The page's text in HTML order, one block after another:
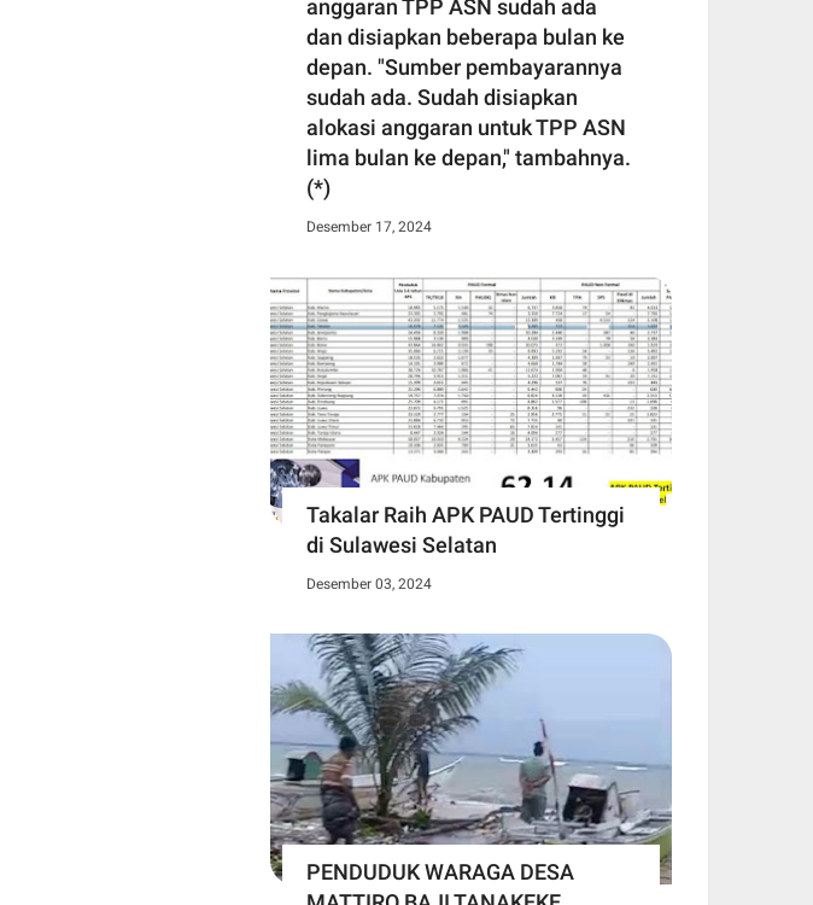
anggaran TPP ASN sudah ada
dan disiapkan beberapa bulan ke
depan. "Sumber pembayarannya
sudah ada. Sudah disiapkan
alokasi anggaran untuk TPP ASN
lima bulan ke depan," tambahnya.
(*)
Desember 17, 2024
Takalar Raih APK PAUD Tertinggi
di Sulawesi Selatan
Desember 03, 2024
PENDUDUK WARAGA DESA